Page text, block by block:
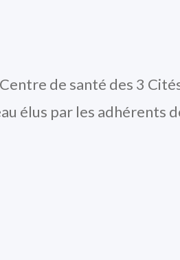
de santé des 3
élus par les adhérents